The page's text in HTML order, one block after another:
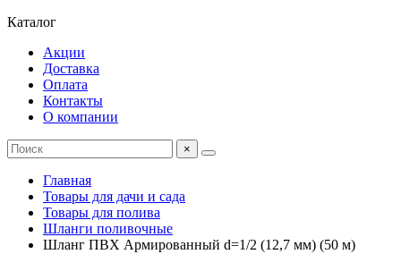
Каталог
Акции
Доставка
Оплата
Контакты
О компании
×
Главная
Товары для дачи и сада
Товары для полива
Шланги поливочные
Шланг ПВХ Армированный d=1/2 (12,7 мм) (50 м)